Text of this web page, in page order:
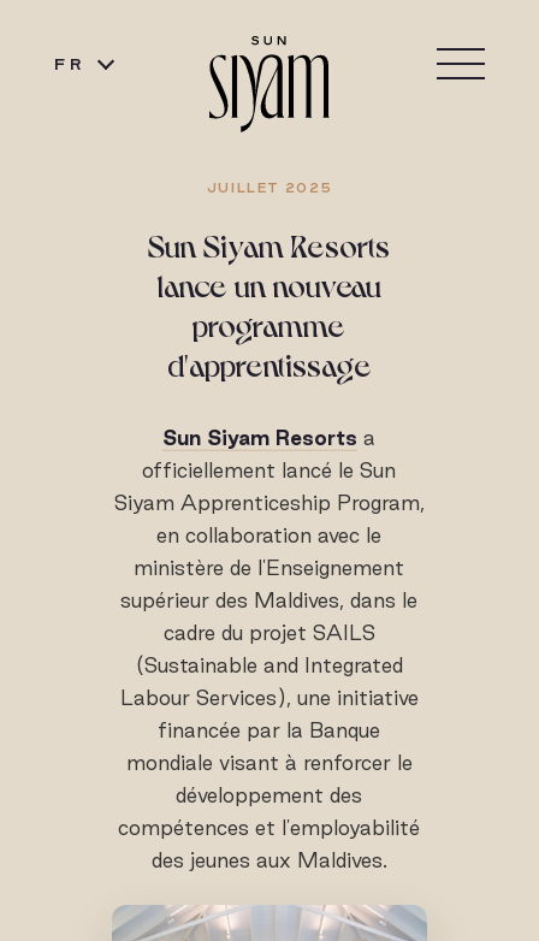
FR
JUILLET 2025
Sun Siyam Resorts
lance un nouveau
programme
d'apprentissage
Sun Siyam Resorts a
officiellement lancé le Sun
Siyam Apprenticeship Program,
en collaboration avec le
ministère de l'Enseignement
supérieur des Maldives, dans le
cadre du projet SAILS
(Sustainable and Integrated
Labour Services), une initiative
financée par la Banque
mondiale visant à renforcer le
développement des
compétences et l'employabilité
des jeunes aux Maldives.